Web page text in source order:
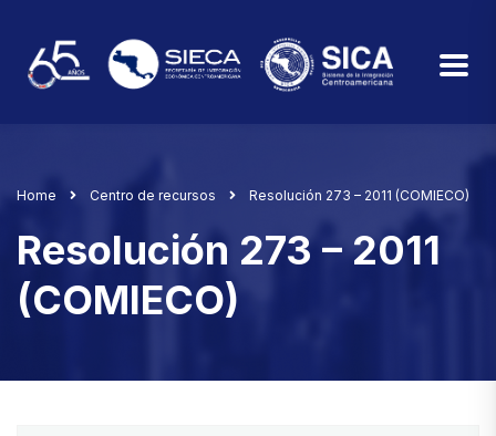
Home Centro de recursos Resolución 273 – 2011 (COMIECO)
Resolución 273 – 2011
(COMIECO)